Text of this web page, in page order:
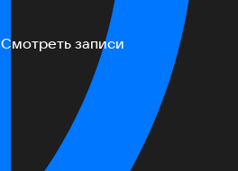
Смотреть записи